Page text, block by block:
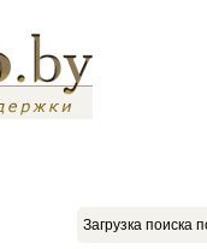
Загрузка поиска